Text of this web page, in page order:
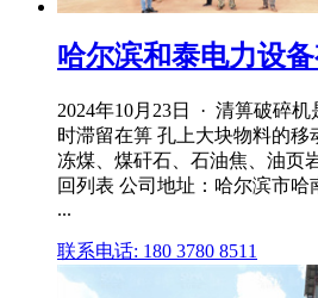
哈尔滨和泰电力设
2024年10月23日 · 清箅破碎
时滞留在箅 孔上大块物料的
冻煤、煤矸石、石油焦、油页
回列表 公司地址：哈尔滨市哈
...
联系电话: 180 3780 8511